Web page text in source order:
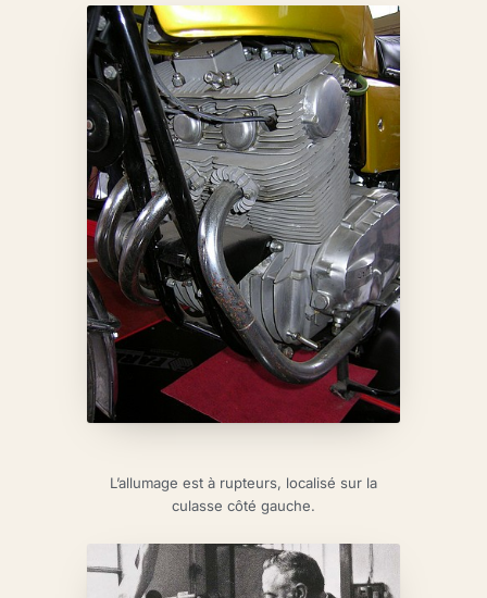
L’allumage est à rupteurs, localisé sur la
culasse côté gauche.